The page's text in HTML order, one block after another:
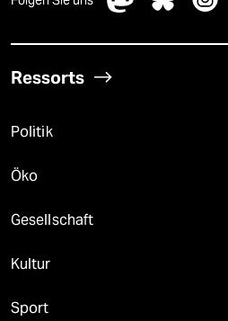
Ressorts
Politik
Öko
Gesellschaft
Kultur
Sport